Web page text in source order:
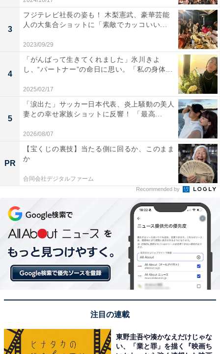
3
フジテレビ社長の姿も！ 木梨憲武、豪華芸能
人の大集合ショットに「素敵でカッコいい...
2023/09/29
4
「がんばって生きてくれました」氷川きよ
し、“パートナー”の命日に思い。「私の身体...
2025/02/17
5
「涙出た」サッカー日本代表、炎上騒動の美人
妻との幸せ家族ショットに反響！ 「最高...
2026/08/07
PR
【宝くじの裏技】当たる側に回るか、このまま
か
合同会社デジタルファーム
Recommended by
注目の連載
東野圭吾や湊かなえだけじゃな
い、「業と罪」を描く『映画ち